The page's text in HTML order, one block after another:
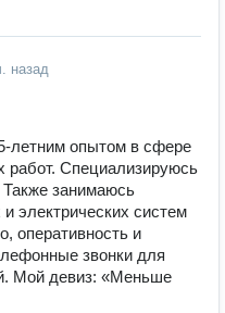
назад
летним опытом в сфере
работ. Специализируюсь
Также занимаюсь
электрических систем
оперативность и
звонки для
Мой девиз: «Меньше